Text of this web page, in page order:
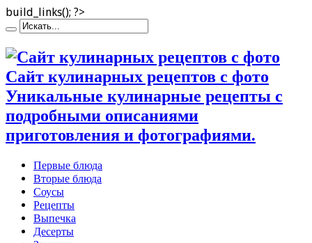
build_links(); ?>
Сайт кулинарных рецептов с фото
Уникальные кулинарные рецепты с
подробными описаниями
приготовления и фотографиями.
Первые блюда
Вторые блюда
Соусы
Рецепты
Выпечка
Десерты